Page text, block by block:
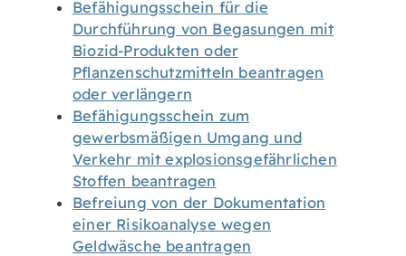
Befähigungsschein für die
Durchführung von Begasungen mit
Biozid-Produkten oder
Pflanzenschutzmitteln beantragen
oder verlängern
Befähigungsschein zum
gewerbsmäßigen Umgang und
Verkehr mit explosionsgefährlichen
Stoffen beantragen
Befreiung von der Dokumentation
einer Risikoanalyse wegen
Geldwäsche beantragen